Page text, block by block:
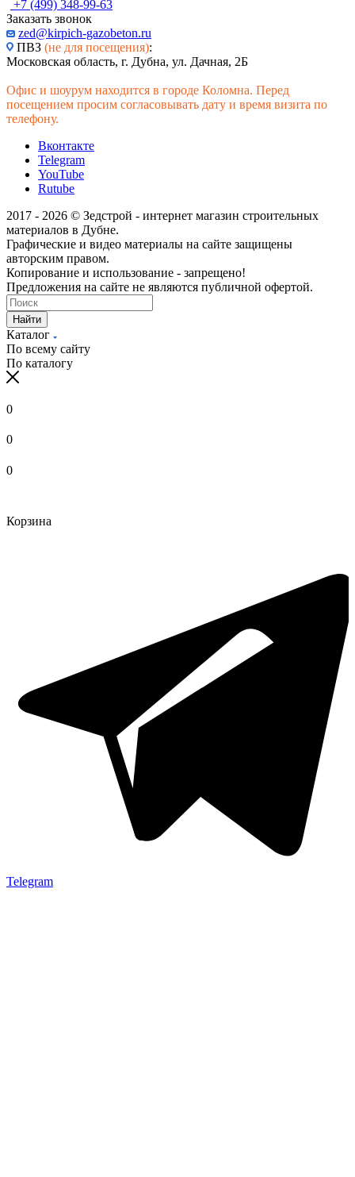
+7 (499) 348-99-63
Заказать звонок
zed@kirpich-gazobeton.ru
ПВЗ (не для посещения):
Московская область, г. Дубна, ул. Дачная, 2Б
Офис и шоурум находится в городе Коломна. Перед
посещением просим согласовывать дату и время визита по
телефону.
Вконтакте
Telegram
YouTube
Rutube
2017 - 2026 © Зедстрой - интернет магазин строительных
материалов в Дубне.
Графические и видео материалы на сайте защищены
авторским правом.
Копирование и использование - запрещено!
Предложения на сайте не являются публичной офертой.
Найти
Каталог
По всему сайту
По каталогу
0
0
0
Корзина
Telegram